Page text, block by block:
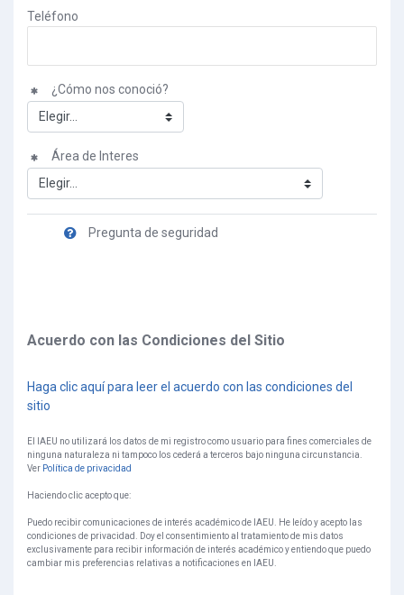
Teléfono
¿Cómo nos conoció?
Área de Interes
Pregunta de seguridad
Acuerdo con las Condiciones del Sitio
Haga clic aquí para leer el acuerdo con las condiciones del
sitio
El IAEU no utilizará los datos de mi registro como usuario para fines comerciales de
ninguna naturaleza ni tampoco los cederá a terceros bajo ninguna circunstancia.
Ver Política de privacidad
Haciendo clic acepto que:
Puedo recibir comunicaciones de interés académico de IAEU. He leído y acepto las
condiciones de privacidad. Doy el consentimiento al tratamiento de mis datos
exclusivamente para recibir información de interés académico y entiendo que puedo
cambiar mis preferencias relativas a notificaciones en IAEU.